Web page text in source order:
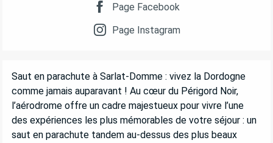
Page Facebook
Page Instagram
DESCRIPTION
Saut en parachute à Sarlat-Domme : vivez la Dordogne
comme jamais auparavant ! Au cœur du Périgord Noir,
l’aérodrome offre un cadre majestueux pour vivre l’une
des expériences les plus mémorables de votre séjour : un
saut en parachute tandem au-dessus des plus beaux